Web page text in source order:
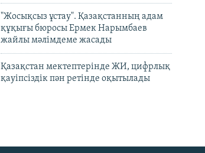
"Жосықсыз ұстау". Қазақстанның адам
құқығы бюросы Ермек Нарымбаев
жайлы мәлімдеме жасады
Қазақстан мектептерінде ЖИ, цифрлық
қауіпсіздік пән ретінде оқытылады